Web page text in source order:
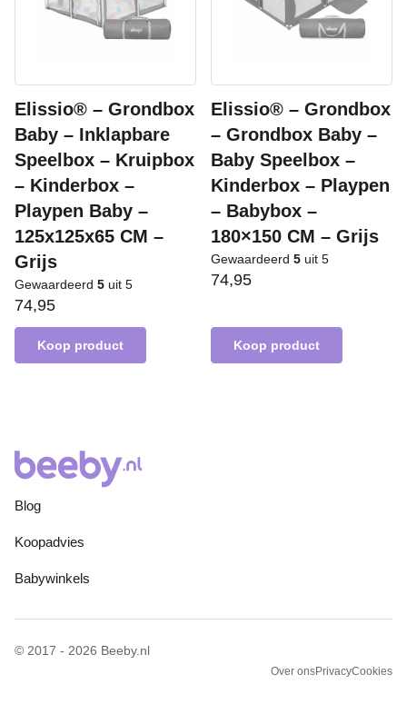
Elissio® – Grondbox
Baby – Inklapbare
Speelbox – Kruipbox
– Kinderbox –
Playpen Baby –
125x125x65 CM –
Grijs
Gewaardeerd 5 uit 5
74,95
Koop product
Elissio® – Grondbox
– Grondbox Baby –
Baby Speelbox –
Kinderbox – Playpen
– Babybox –
180×150 CM – Grijs
Gewaardeerd 5 uit 5
74,95
Koop product
Blog
Koopadvies
Babywinkels
© 2017 - 2026 Beeby.nl
Over onsPrivacyCookies